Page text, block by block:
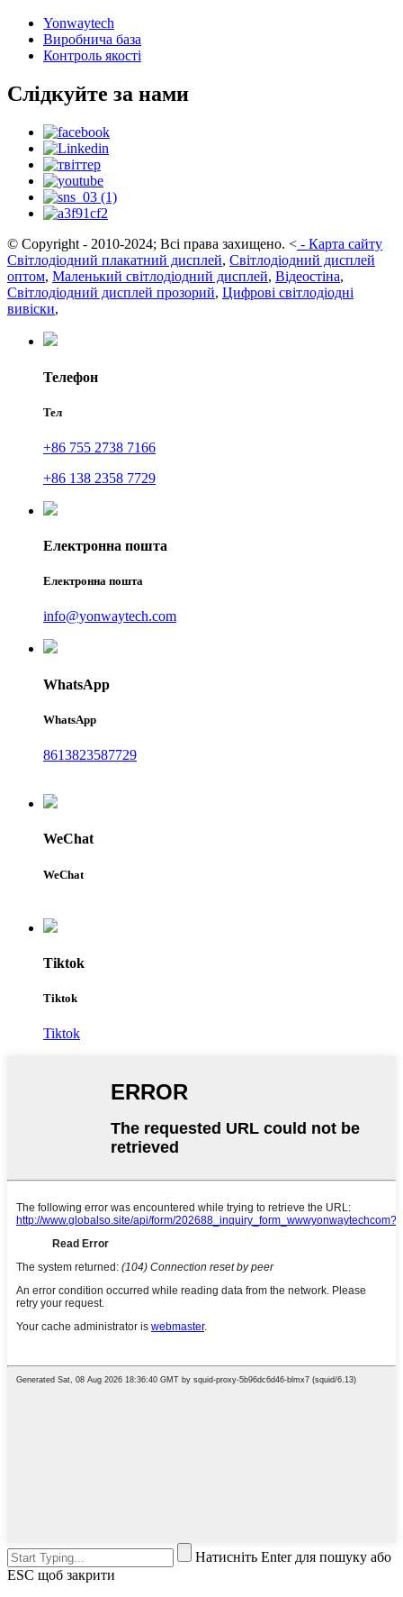
Yonwaytech
Виробнича база
Контроль якості
Слідкуйте за нами
© Copyright - 2010-2024; Всі права захищено. < - Карта сайту
Світлодіодний плакатний дисплей, Світлодіодний дисплей
оптом, Маленький світлодіодний дисплей, Відеостіна,
Світлодіодний дисплей прозорий, Цифрові світлодіодні
вивіски,
Телефон
Тел
+86 755 2738 7166
+86 138 2358 7729
Електронна пошта
Електронна пошта
info@yonwaytech.com
WhatsApp
WhatsApp
8613823587729
WeChat
WeChat
Tiktok
Tiktok
Tiktok
Натисніть Enter для пошуку або
ESC щоб закрити